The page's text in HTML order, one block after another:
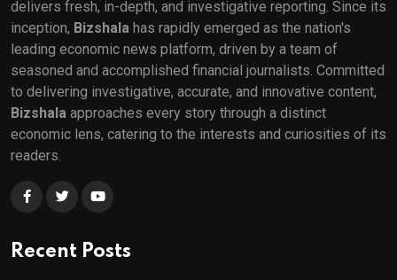
delivers fresh, in-depth, and investigative reporting. Since its
inception, Bizshala has rapidly emerged as the nation's
leading economic news platform, driven by a team of
seasoned and accomplished financial journalists. Committed
to delivering investigative, accurate, and innovative content,
Bizshala approaches every story through a distinct
economic lens, catering to the interests and curiosities of its
readers.
Recent Posts